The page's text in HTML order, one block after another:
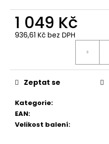
1 049 Kč
936,61 Kč bez DPH
Kategorie:
EAN:
Velikost balení:
Zeptat se
D
o
č
u